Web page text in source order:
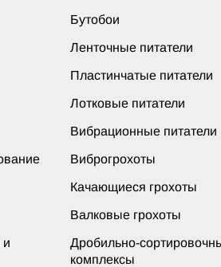
Бутобои
Ленточные питатели
Пластинчатые питатели
Лотковые питатели
Вибрационные питатели
Виброгрохоты
Качающиеся грохоты
Валковые грохоты
и
Дробильно-
комплексы